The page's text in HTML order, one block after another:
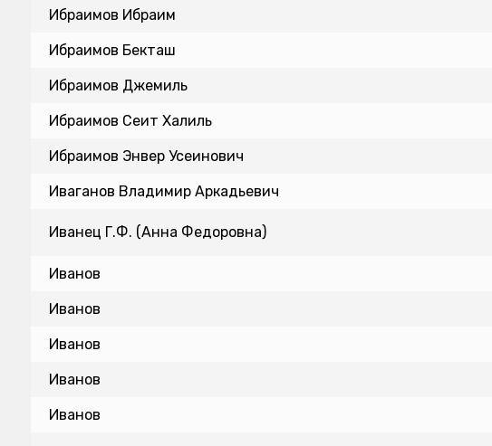
Ибраимов Ибраим
Ибраимов Бекташ
Ибраимов Джемиль
Ибраимов Сеит Халиль
Ибраимов Энвер Усеинович
Иваганов Владимир Аркадьевич
Иванец Г.Ф. (Анна Федоровна)
Иванов
Иванов
Иванов
Иванов
Иванов